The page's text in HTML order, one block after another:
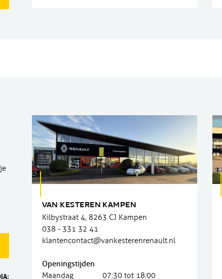
VAN KESTEREN KAMPEN
Kilbystraat 4, 8263 CJ Kampen
038 - 331 32 41
klantencontact@vankesterenrenault.nl
Openingstijden
Maandag
07:30 tot 18:00